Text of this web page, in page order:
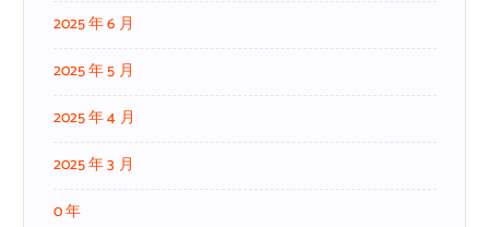
2025 年 6 月
2025 年 5 月
2025 年 4 月
2025 年 3 月
0 年